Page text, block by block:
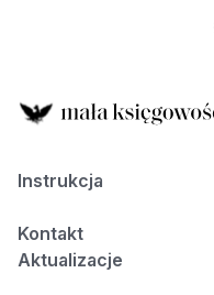
Instrukcja
Kontakt
Aktualizacje